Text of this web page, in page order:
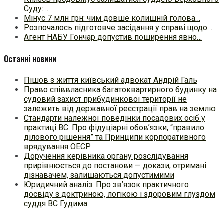
Суду:…
Мінус 7 млн грн: чим довше колишній голова…
Розпочалось підготовче засідання у справі щодо…
Агент НАБУ Гончар допустив поширення явно…
Останні новини
Пішов з життя київський адвокат Андрій Галь
Право співвласника багатоквартирного будинку на
судовий захист прибудинкової території не
залежить від державної реєстрації прав на землю
Стандарти належної поведінки посадових осіб у
практиці ВC. Про фідуціарні обов’язки, “правило
ділового рішення” та Принципи корпоративного
врядування ОЕСР
Доручення керівника органу розслідування
прирівнюється до постанови — докази, отримані
дізнавачем, залишаються допустимими
Юридичний аналіз. Про зв’язок практичного
досвіду з доктриною, логікою і здоровим глуздом
суддя ВС Гудима